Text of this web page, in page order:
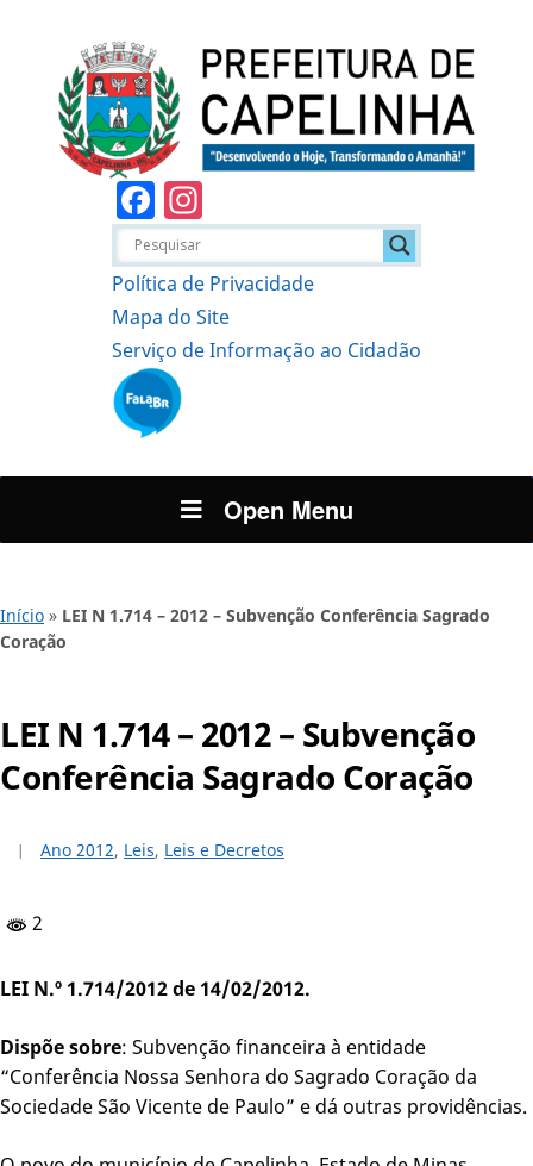
Facebook
Política de Privacidade
Mapa do Site
Serviço de Informação ao Cidadão
Open Menu
Início » LEI N 1.714 – 2012 – Subvenção Conferência Sagrado
Coração
LEI N 1.714 – 2012 – Subvenção
Conferência Sagrado Coração
Ano 2012, Leis, Leis e Decretos
2
LEI N.º 1.714/2012 de 14/02/2012.
Dispõe sobre: Subvenção financeira à entidade
“Conferência Nossa Senhora do Sagrado Coração da
Sociedade São Vicente de Paulo” e dá outras providências.